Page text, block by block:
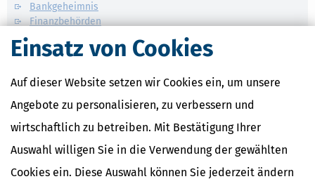
Einsatz von Cookies
Auf dieser Website setzen wir Cookies ein, um unsere
Angebote zu personalisieren, zu verbessern und
wirtschaftlich zu betreiben. Mit Bestätigung Ihrer
Auswahl willigen Sie in die Verwendung der gewählten
Cookies ein. Diese Auswahl können Sie jederzeit ändern
Bankgeheimnis
Finanzbehörden